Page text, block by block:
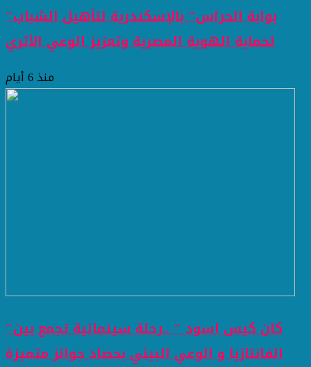
"بوابة الحراس" بالإسكندرية لتأهيل الشباب
لحماية الهوية المصرية وتعزيز الوعي الأثري
منذ 6 أيام
"كان كيس اسود " ..رحلة سينمائية تجمع بين
الفانتازيا و الوعي البيئي بحصاد جوائز متميزة